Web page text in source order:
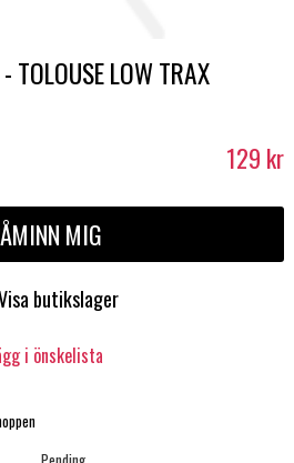
TOLOUSE LOW TRAX
129 kr
MIG
butikslager
i önskelista